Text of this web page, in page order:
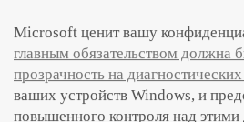
Microsoft ценит вашу
главным обязательством должна
прозрачность на
ваших устройств Windows, и
повышенного контроля над